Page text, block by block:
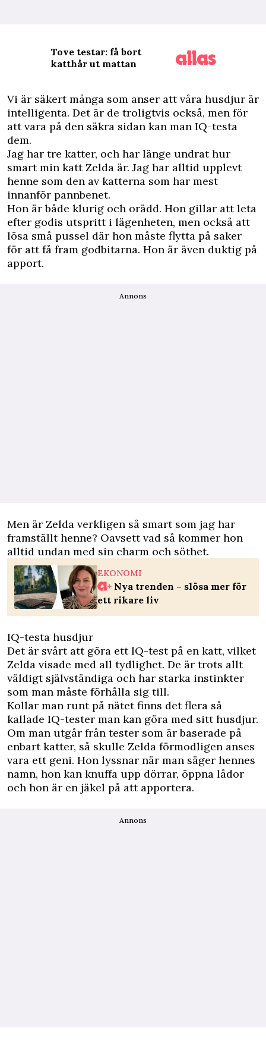
Tove testar: få bort
katthår ut mattan
Vi är säkert många som anser att våra husdjur är
intelligenta. Det är de troligtvis också, men för
att vara på den säkra sidan kan man IQ-testa
dem.
Jag har tre katter, och har länge undrat hur
smart min katt Zelda är. Jag har alltid upplevt
henne som den av katterna som har mest
innanför pannbenet.
Hon är både klurig och orädd. Hon gillar att leta
efter godis utspritt i lägenheten, men också att
lösa små pussel där hon måste flytta på saker
för att få fram godbitarna. Hon är även duktig på
apport.
Annons
Men är Zelda verkligen så smart som jag har
framställt henne? Oavsett vad så kommer hon
alltid undan med sin charm och söthet.
EKONOMI
Nya trenden – slösa mer för
ett rikare liv
IQ-testa husdjur
Det är svårt att göra ett IQ-test på en katt, vilket
Zelda visade med all tydlighet. De är trots allt
väldigt självständiga och har starka instinkter
som man måste förhålla sig till.
Kollar man runt på nätet finns det flera så
kallade IQ-tester man kan göra med sitt husdjur.
Om man utgår från tester som är baserade på
enbart katter, så skulle Zelda förmodligen anses
vara ett geni. Hon lyssnar när man säger hennes
namn, hon kan knuffa upp dörrar, öppna lådor
och hon är en jäkel på att apportera.
Annons